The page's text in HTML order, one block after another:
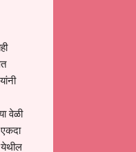
वेळी
येथील